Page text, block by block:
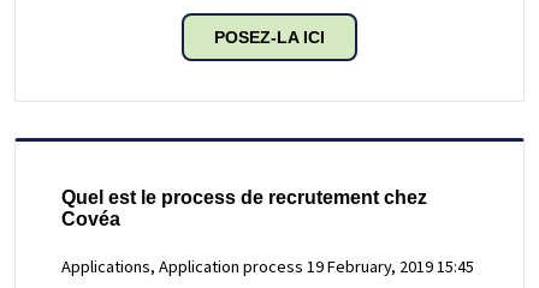
POSEZ-LA ICI
Quel est le process de recrutement chez
Covéa
Applications, Application process 19 February, 2019 15:45